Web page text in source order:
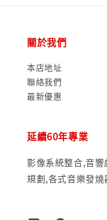
關於我們
本店地址
聯絡我們
最新優惠
延續60年專業
影像系統整合,音
規劃,各式音樂發燒